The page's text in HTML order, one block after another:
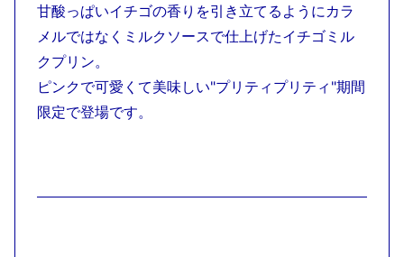
甘酸っぱいイチゴの香りを引き立てるようにカラ
メルではなくミルクソースで仕上げたイチゴミル
クプリン。
ピンクで可愛くて美味しい"プリティプリティ"期間
限定で登場です。